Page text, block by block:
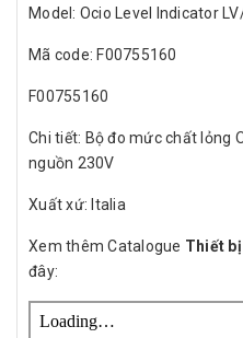
Model: Ocio Level Indicator
Mã code: F00755160
F00755160
Chi tiết: Bộ đo mức chất lỏng
nguồn 230V
Xuất xứ: Italia
Xem thêm Catalogue Thiết
đây: